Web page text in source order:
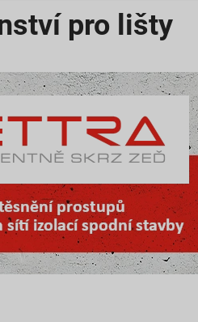
pro lišty